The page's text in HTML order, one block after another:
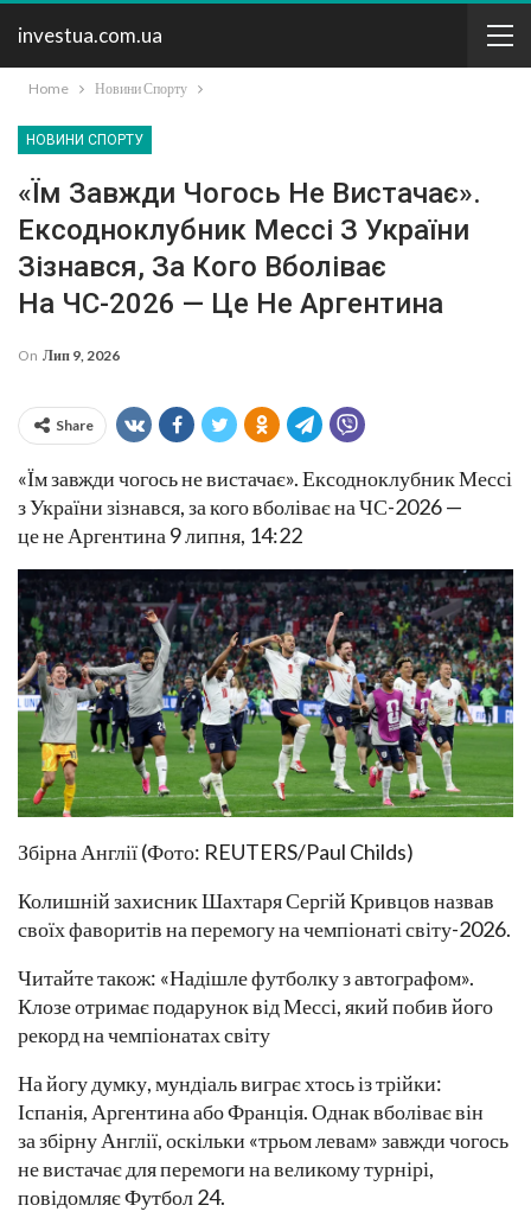
investua.com.ua
Home Новини Спорту
НОВИНИ СПОРТУ
«Їм Завжди Чогось Не Вистачає».
Ексодноклубник Мессі З України
Зізнався, За Кого Вболіває
На ЧС-2026 — Це Не Аргентина
On Лип 9, 2026
Share
«Їм завжди чогось не вистачає». Ексодноклубник Мессі
з України зізнався, за кого вболіває на ЧС-2026 —
це не Аргентина 9 липня, 14:22
Збірна Англії (Фото: REUTERS/Paul Childs)
Колишній захисник Шахтаря Сергій Кривцов назвав
своїх фаворитів на перемогу на чемпіонаті світу-2026.
Читайте також: «Надішле футболку з автографом».
Клозе отримає подарунок від Мессі, який побив його
рекорд на чемпіонатах світу
На йогу думку, мундіаль виграє хтось із трійки:
Іспанія, Аргентина або Франція. Однак вболіває він
за збірну Англії, оскільки «трьом левам» завжди чогось
не вистачає для перемоги на великому турнірі,
повідомляє Футбол 24.